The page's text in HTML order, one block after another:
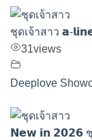
ชุดเจ้าสาว 𝗮-
31views
Deeplove
𝗡𝗲𝘄 𝗶𝗻 𝟮𝟬𝟮𝟲 ชุ